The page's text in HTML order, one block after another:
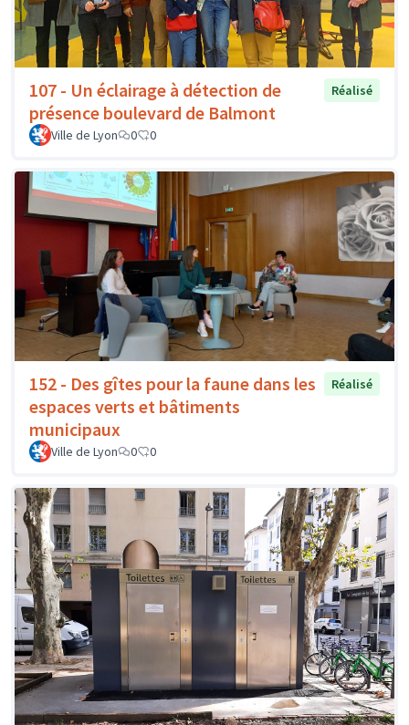
107 - Un éclairage à détection de
présence boulevard de Balmont
Réalisé
Ville de Lyon 0 0
152 - Des gîtes pour la faune dans les
espaces verts et bâtiments
municipaux
Réalisé
Ville de Lyon 0 0